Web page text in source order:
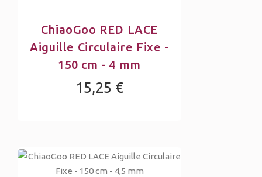
ChiaoGoo RED LACE
Aiguille Circulaire Fixe -
150 cm - 4 mm
15,25 €